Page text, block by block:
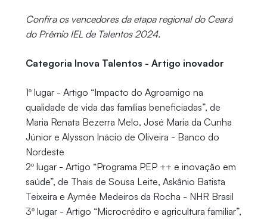
Confira os vencedores da etapa regional do Ceará
do Prêmio IEL de Talentos 2024.
Categoria Inova Talentos - Artigo inovador
1º lugar - Artigo “Impacto do Agroamigo na
qualidade de vida das famílias beneficiadas”, de
Maria Renata Bezerra Melo, José Maria da Cunha
Júnior e Alysson Inácio de Oliveira - Banco do
Nordeste
2º lugar - Artigo “Programa PEP ++ e inovação em
saúde”, de Thais de Sousa Leite, Askânio Batista
Teixeira e Aymée Medeiros da Rocha - NHR Brasil
3º lugar - Artigo “Microcrédito e agricultura familiar”,